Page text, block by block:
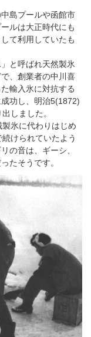
島プールや函館市
ルは大正時代にも
て利用していたも
と呼ばれ天然製氷
、創業者の中川喜
輸入氷に対抗する
功し、明治5(1872)
しました。
氷に代わりはじめ
けられていたよう
の音は、ギーシ、
たそうです。